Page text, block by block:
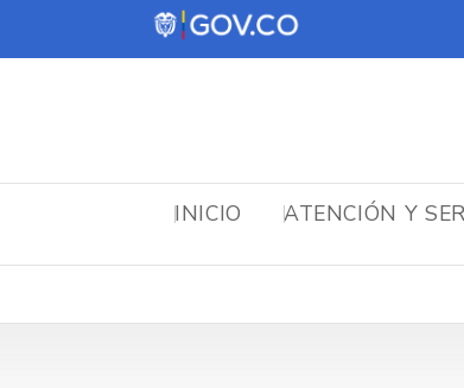
INICIO ATENCIÓN Y